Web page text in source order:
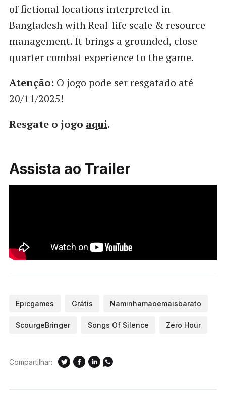
of fictional locations interpreted in
Bangladesh with Real-life scale & resource
management. It brings a grounded, close
quarter combat experience to the game.
Atenção: O jogo pode ser resgatado até
20/11/2025!
Resgate o jogo aqui.
Assista ao Trailer
Epicgames Grátis Naminhamaoemaisbarato
ScourgeBringer Songs Of Silence Zero Hour
Compartilhar: